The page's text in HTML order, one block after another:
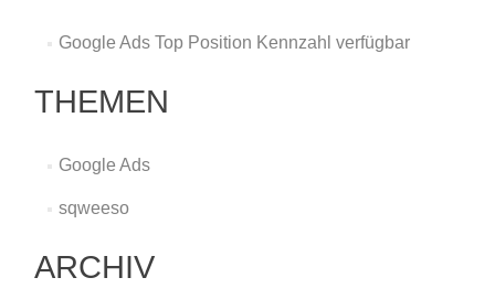
verfügbar
Google Ads Top Position Kennzahl verfügbar
THEMEN
Google Ads
sqweeso
ARCHIV